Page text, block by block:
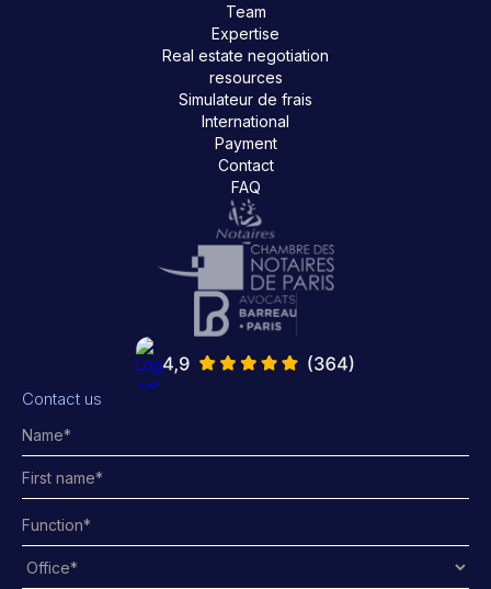
Team
Expertise
Real estate negotiation
resources
Simulateur de frais
International
Payment
Contact
FAQ
Contact us